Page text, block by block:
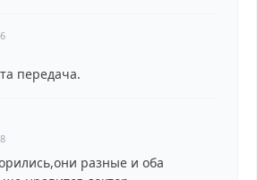
передача.
разные и оба